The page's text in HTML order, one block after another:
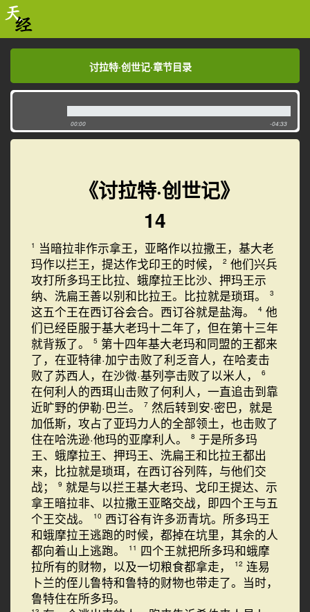
讨拉特·创世记·章节目录
讨拉特·创世记·章节目录
00:00 -04:33
《讨拉特·创世记》
14
1 当暗拉非作示拿王，亚略作以拉撒王，基大老
玛作以拦王，提达作戈印王的时候，
2 他们兴兵
攻打所多玛王比拉、蛾摩拉王比沙、押玛王示
纳、洗扁王善以别和比拉王。比拉就是琐珥。
3
这五个王在西订谷会合。西订谷就是盐海。 4 他
们已经臣服于基大老玛十二年了，但在第十三年
就背叛了。
5 第十四年基大老玛和同盟的王都来
了，在亚特律·加宁击败了利乏音人，在哈麦击
败了苏西人，在沙微·基列亭击败了以米人，
6
在何利人的西珥山击败了何利人，一直追击到靠
近旷野的伊勒·巴兰。
7 然后转到安·密巴，就是
加低斯，攻占了亚玛力人的全部领土，也击败了
住在哈洗逊·他玛的亚摩利人。
8 于是所多玛
王、蛾摩拉王、押玛王、洗扁王和比拉王都出
来，比拉就是琐珥，在西订谷列阵，与他们交
战；
9 就是与以拦王基大老玛、戈印王提达、示
拿王暗拉非、以拉撒王亚略交战，即四个王与五
个王交战。
10 西订谷有许多沥青坑。所多玛王
和蛾摩拉王逃跑的时候，都掉在坑里，其余的人
都向着山上逃跑。
11 四个王就把所多玛和蛾摩
拉所有的财物，以及一切粮食都拿走，
12 连易
卜兰的侄儿鲁特和鲁特的财物也带走了。当时，
鲁特住在所多玛。